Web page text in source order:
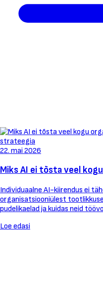
strateegia
22. mai 2026
Miks AI ei tõsta veel
Individuaalne AI-kiirendus ei
organisatsiooniülest
pudelikaelad ja kuidas neid
Loe edasi